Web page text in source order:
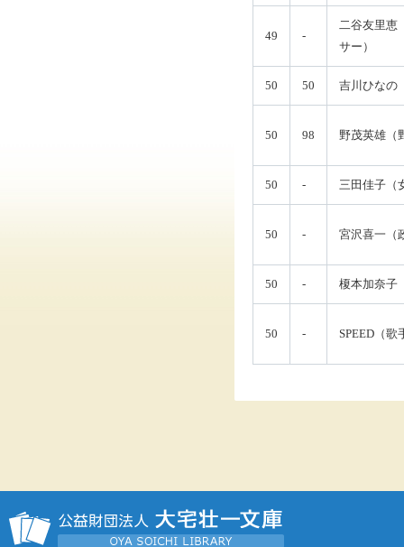
49 -
二谷友里恵
サー）
50 50 吉川ひなの
50 98 野茂英雄（
50 - 三田佳子（
50 - 宮沢喜一（
50 - 榎本加奈子
50 - SPEED（歌